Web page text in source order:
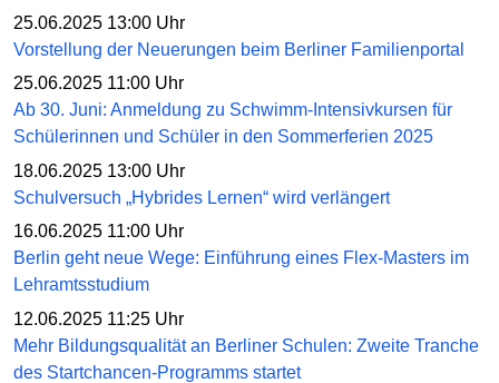
25.06.2025 13:00 Uhr
Vorstellung der Neuerungen beim Berliner Familienportal
25.06.2025 11:00 Uhr
Ab 30. Juni: Anmeldung zu Schwimm-Intensivkursen für
Schülerinnen und Schüler in den Sommerferien 2025
18.06.2025 13:00 Uhr
Schulversuch „Hybrides Lernen“ wird verlängert
16.06.2025 11:00 Uhr
Berlin geht neue Wege: Einführung eines Flex-Masters im
Lehramtsstudium
12.06.2025 11:25 Uhr
Mehr Bildungsqualität an Berliner Schulen: Zweite Tranche
des Startchancen-Programms startet